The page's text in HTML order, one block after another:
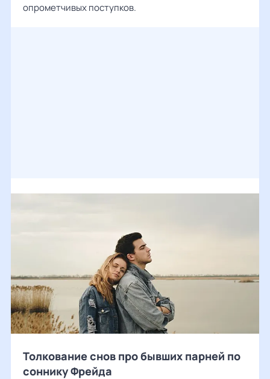
опрометчивых поступков.
Толкование снов про бывших парней по
соннику Фрейда